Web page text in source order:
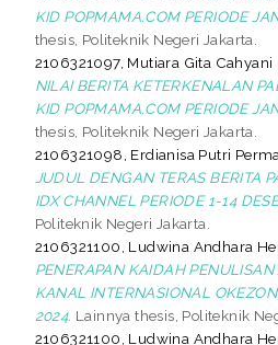
KID POPMAMA.COM PERIODE
thesis, Politeknik Negeri Jakarta.
2106321097, Mutiara Gita Cahyani
NILAI BERITA KETERKENALAN
KID POPMAMA.COM PERIODE
thesis, Politeknik Negeri Jakarta.
2106321098, Erdianisa Putri
JUDUL DENGAN TERAS BERITA
IDX CHANNEL PERIODE 1-14
Politeknik Negeri Jakarta.
2106321100, Ludwina Andhara
PENERAPAN KAIDAH
KANAL INTERNASIONAL
2024. Lainnya thesis, Politeknik
2106321100, Ludwina Andhara